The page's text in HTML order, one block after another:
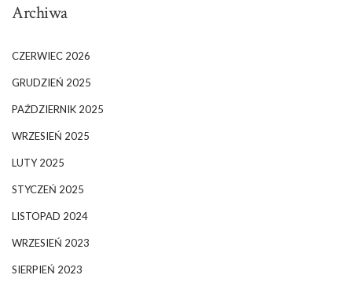
Archiwa
CZERWIEC 2026
GRUDZIEŃ 2025
PAŹDZIERNIK 2025
WRZESIEŃ 2025
LUTY 2025
STYCZEŃ 2025
LISTOPAD 2024
WRZESIEŃ 2023
SIERPIEŃ 2023